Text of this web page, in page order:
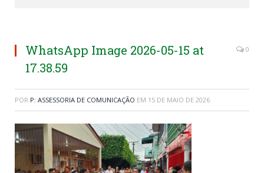
WhatsApp Image 2026-05-15 at
17.38.59
0
POR P: ASSESSORIA DE COMUNICAÇÃO EM 15 DE MAIO DE 2026